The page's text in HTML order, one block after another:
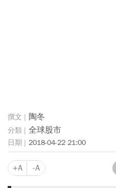
陶冬
全球股市
2018-04-22 21:00
+A -A